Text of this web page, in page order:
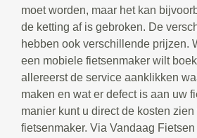
moet worden, maar het kan
de ketting af is gebroken. De
hebben ook verschillende prijzen.
een mobiele fietsenmaker wilt
allereerst de service aanklikken
maken en wat er defect is aan uw
manier kunt u direct de kosten
fietsenmaker. Via Vandaag